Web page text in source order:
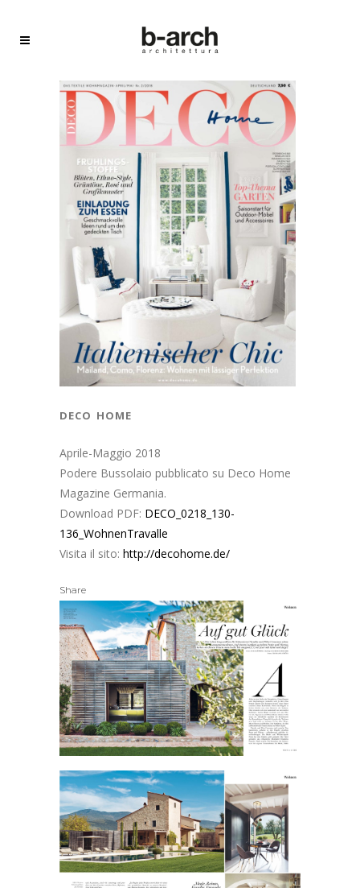
deco home
Aprile-Maggio 2018
Podere Bussolaio pubblicato su Deco Home
Magazine Germania.
Download PDF: DECO_0218_130-
136_WohnenTravalle
Visita il sito: http://decohome.de/
Share